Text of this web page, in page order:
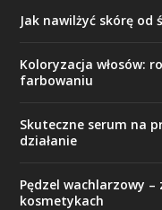
Jak nawilżyć skórę od
Koloryzacja włosów:
farbowaniu
Skuteczne serum na
działanie
Pędzel wachlarzowy
kosmetykach